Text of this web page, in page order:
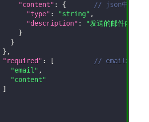
"content" : {
// json中
"type" : "string" ,
"description" :
"发送的邮件内容"
}
}
} ,
"required" : [
// email和
"email" ,
"content"
]